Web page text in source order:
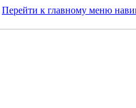
Перейти к главному меню